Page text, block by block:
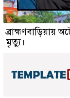
ব্রাহ্মণবাড়িয়ায়
মৃত্যু।